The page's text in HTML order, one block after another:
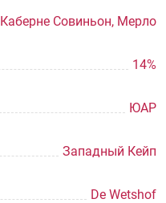
Каберне Совиньон, Мерло
14%
ЮАР
Западный Кейп
De Wetshof